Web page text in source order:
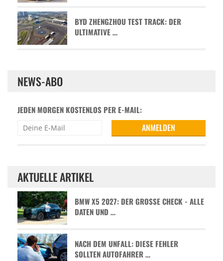
BYD ZHENGZHOU TEST TRACK: DER
ULTIMATIVE …
NEWS-ABO
JEDEN MORGEN KOSTENLOS PER E-MAIL:
AKTUELLE ARTIKEL
BMW X5 2027: DER GROSSE CHECK - ALLE D
ATEN UND …
NACH DEM UNFALL: DIESE FEHLER
SOLLTEN AUTOFAHRER …